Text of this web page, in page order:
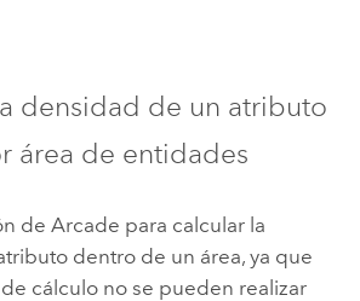
densidad de un atributo
área de entidades
de Arcade para calcular la
dentro de un área, ya que
cálculo no se pueden realizar